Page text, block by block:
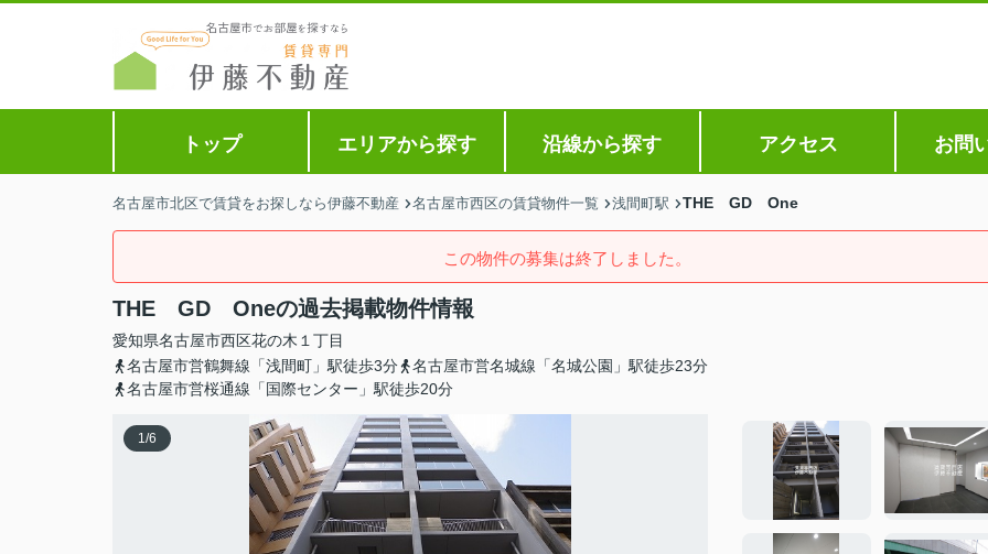
トップ エリアから探す 沿線から探す アクセス お問
名古屋市北区で賃貸をお探しなら伊藤不動産 名古屋市西区の賃貸物件一覧 浅間町駅 THE GD One
この物件の募集は終了しました。
THE GD Oneの過去掲載物件情報
愛知県名古屋市西区花の木 １丁目
名古屋市営鶴舞線「浅間町」駅徒歩3分
名古屋市営名城線「名城公園」駅徒歩23分
名古屋市営桜通線「国際センター」駅徒歩20分
1/6